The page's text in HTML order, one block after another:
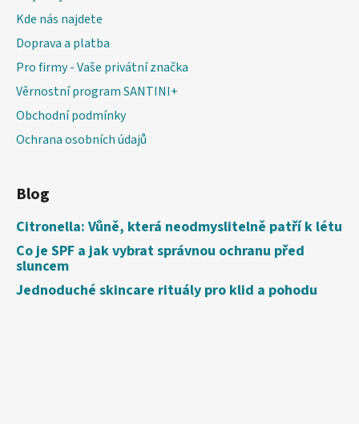
Kde nás najdete
Doprava a platba
Pro firmy - Vaše privátní značka
Věrnostní program SANTINI+
Obchodní podmínky
Ochrana osobních údajů
Blog
Citronella: Vůně, která neodmyslitelně patří k létu
Co je SPF a jak vybrat správnou ochranu před
sluncem
Jednoduché skincare rituály pro klid a pohodu